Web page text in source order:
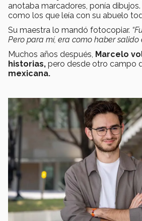
anotaba marcadores, ponía
como los que leía con su abuelo
Su maestra lo mandó fotocopiar.
Pero para mí, era como haber salido
Muchos años después, Marcelo
historias, pero desde otro campo
mexicana.